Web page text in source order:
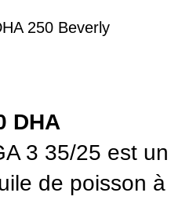
250 Beverly
DHA
3 35/25 est un
de poisson à